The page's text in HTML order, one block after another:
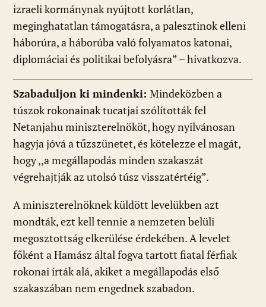
izraeli kormánynak nyújtott korlátlan,
meginghatatlan támogatásra, a palesztinok elleni
háborúra, a háborúba való folyamatos katonai,
diplomáciai és politikai befolyásra” – hivatkozva.
Szabaduljon ki mindenki: Mindeközben a
túszok rokonainak tucatjai szólították fel
Netanjahu miniszterelnököt, hogy nyilvánosan
hagyja jóvá a tűzszünetet, és kötelezze el magát,
hogy ,,a megállapodás minden szakaszát
végrehajtják az utolsó túsz visszatértéig”.
A miniszterelnöknek küldött levelükben azt
mondták, ezt kell tennie a nemzeten belüli
megosztottság elkerülése érdekében. A levelet
főként a Hamász által fogva tartott fiatal férfiak
rokonai írták alá, akiket a megállapodás első
szakaszában nem engednek szabadon.